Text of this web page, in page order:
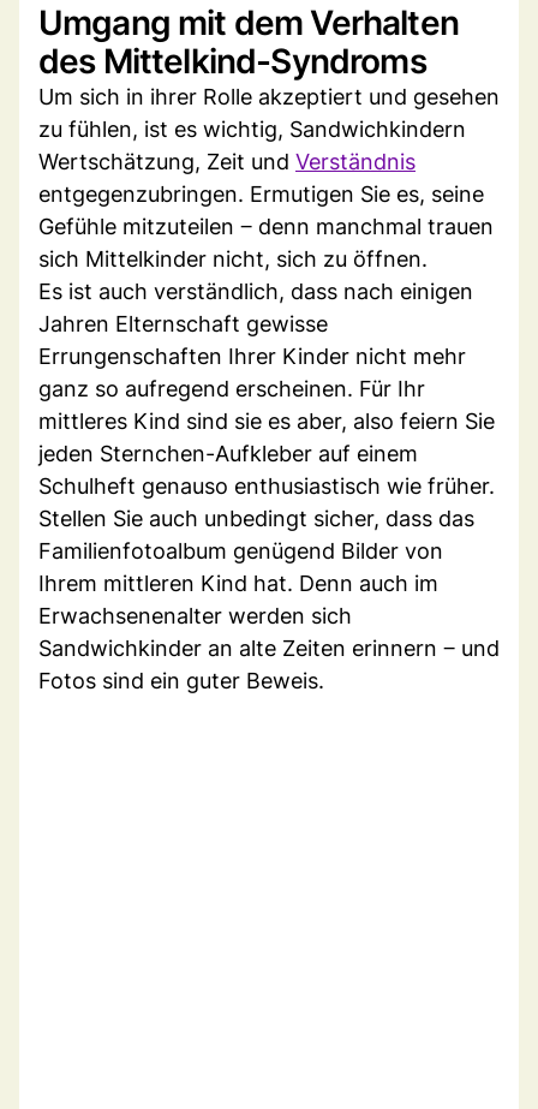
Umgang mit dem Verhalten
des Mittelkind-Syndroms
Um sich in ihrer Rolle akzeptiert und gesehen
zu fühlen, ist es wichtig, Sandwichkindern
Wertschätzung, Zeit und Verständnis
entgegenzubringen. Ermutigen Sie es, seine
Gefühle mitzuteilen ‒ denn manchmal trauen
sich Mittelkinder nicht, sich zu öffnen.
Es ist auch verständlich, dass nach einigen
Jahren Elternschaft gewisse
Errungenschaften Ihrer Kinder nicht mehr
ganz so aufregend erscheinen. Für Ihr
mittleres Kind sind sie es aber, also feiern Sie
jeden Sternchen-Aufkleber auf einem
Schulheft genauso enthusiastisch wie früher.
Stellen Sie auch unbedingt sicher, dass das
Familienfotoalbum genügend Bilder von
Ihrem mittleren Kind hat. Denn auch im
Erwachsenenalter werden sich
Sandwichkinder an alte Zeiten erinnern ‒ und
Fotos sind ein guter Beweis.